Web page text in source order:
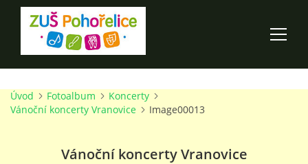
ÚVOD
Úvod Fotoalbum
Koncerty
Vánoční koncerty Vranovice
Image00013
Vánoční koncerty Vranovice